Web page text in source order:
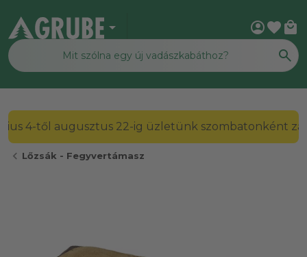
arrow_drop_down account_circlefavorite local_mall
2026. július 4-től augusztus 22-ig üzletünk
chevron_left Lőzsák - Fegyvertámasz